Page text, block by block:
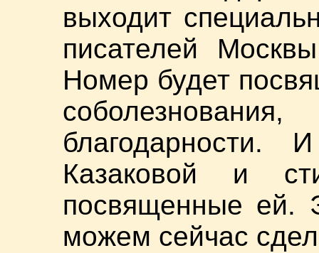
выходит
писателей
Номер будет
Казаковой и
посвященные ей.
можем сейчас